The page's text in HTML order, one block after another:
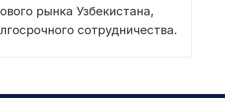
рынка Узбекистана,
сотрудничества.